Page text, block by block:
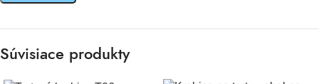
Súvisiace produkty